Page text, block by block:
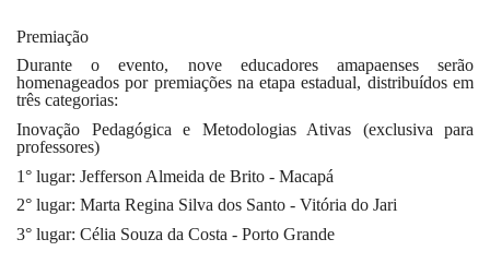
Premiação
Durante o evento, nove educadores amapaenses serão
homenageados por premiações na etapa estadual, distribuídos em
três categorias:
Inovação Pedagógica e Metodologias Ativas (exclusiva para
professores)
1° lugar: Jefferson Almeida de Brito - Macapá
2° lugar: Marta Regina Silva dos Santo - Vitória do Jari
3° lugar: Célia Souza da Costa - Porto Grande